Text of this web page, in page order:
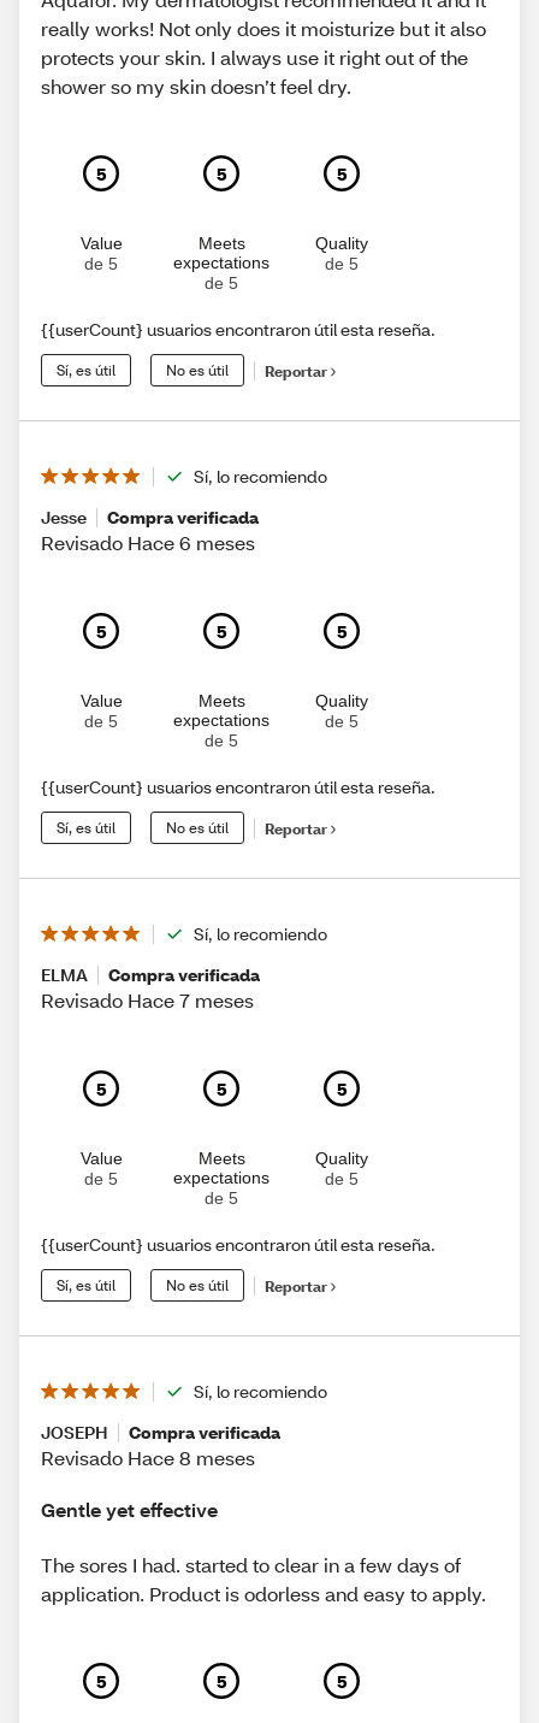
really works! Not only does it moisturize but it also
protects your skin. I always use it right out of the
shower so my skin doesn’t feel dry.
5
Value
de 5
5
Meets
expectations
de 5
5
Quality
de 5
{{userCount} usuarios encontraron útil esta reseña.
Sí, es útil No es útil Reportar
Sí, lo recomiendo
Jesse
Compra verificada
Revisado Hace 6 meses
5
Value
de 5
5
Meets
expectations
de 5
5
Quality
de 5
{{userCount} usuarios encontraron útil esta reseña.
Sí, es útil No es útil Reportar
Sí, lo recomiendo
ELMA
Compra verificada
Revisado Hace 7 meses
5
Value
de 5
5
Meets
expectations
de 5
5
Quality
de 5
{{userCount} usuarios encontraron útil esta reseña.
Sí, es útil No es útil Reportar
Sí, lo recomiendo
JOSEPH
Compra verificada
Revisado Hace 8 meses
Gentle yet effective
The sores I had. started to clear in a few days of
application. Product is odorless and easy to apply.
5 5 5